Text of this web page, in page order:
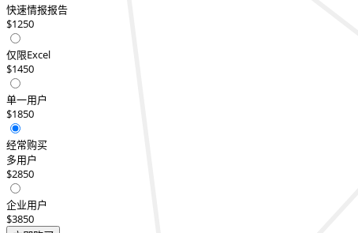
快速情报报告
$1250
仅限Excel
$1450
单一用户
$1850
经常购买
多用户
$2850
企业用户
$3850